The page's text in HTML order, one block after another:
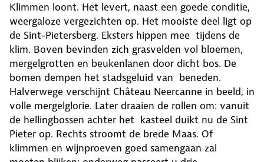
Klimmen loont. Het levert, naast een goede conditie,
weergaloze vergezichten op. Het mooiste deel ligt op
de Sint-Pietersberg. Eksters hippen mee tijdens de
klim. Boven bevinden zich grasvelden vol bloemen,
mergelgrotten en beukenlanen door dicht bos. De
bomen dempen het stadsgeluid van beneden.
Halverwege verschijnt Château Neercanne in beeld, in
volle mergelglorie. Later draaien de rollen om: vanuit
de hellingbossen achter het kasteel duikt nu de Sint
Pieter op. Rechts stroomt de brede Maas. Of
klimmen en wijnproeven goed samengaan zal